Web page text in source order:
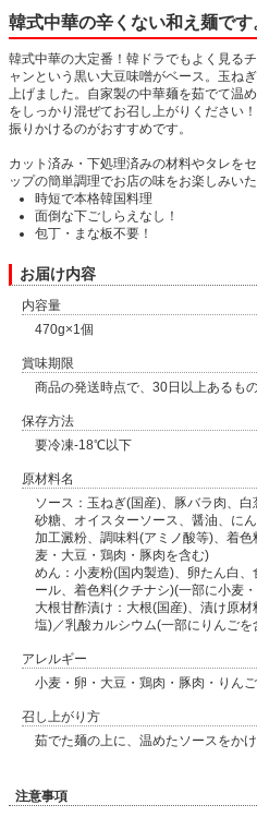
韓式中華の辛くない和え麺です
韓式中華の大定番！韓ドラでもよく見る
ャンという黒い大豆味噌がベース。玉ね
上げました。自家製の中華麺を茹でて温
をしっかり混ぜてお召し上がりください
振りかけるのがおすすめです。
カット済み・下処理済みの材料やタレを
ップの簡単調理でお店の味をお楽しみいた
時短で本格韓国料理
面倒な下ごしらえなし！
包丁・まな板不要！
お届け内容
内容量
470g×1個
賞味期限
商品の発送時点で、30日以上あるも
保存方法
要冷凍-18℃以下
原材料名
ソース：玉ねぎ(国産)、豚バラ肉、白
砂糖、オイスターソース、醤油、に
加工澱粉、調味料(アミノ酸等)、着
麦・大豆・鶏肉・豚肉を含む)
めん：小麦粉(国内製造)、卵たん白
ール、着色料(クチナシ)(一部に小麦
大根甘酢漬け：大根(国産)、漬け原
塩)／乳酸カルシウム(一部にりんごを
アレルギー
小麦・卵・大豆・鶏肉・豚肉・りんご
召し上がり方
茹でた麺の上に、温めたソースをか
注意事項